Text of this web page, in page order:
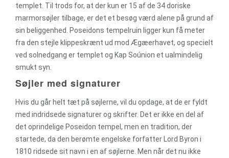
templet. Til trods for, at der kun er 15 af de 34 doriske
marmorsøjler tilbage, er det et besøg værd alene på grund af
sin beliggenhed. Poseidons tempelruin ligger kun få meter
fra den stejle klippeskrænt ud mod Ægæerhavet, og specielt
ved solnedgang er templet og Kap Soúnion et ualmindelig
smukt syn.
Søjler med signaturer
Hvis du går helt tæt på søjlerne, vil du opdage, at de er fyldt
med indridsede signaturer og skrifter. Det er ikke en del af
det oprindelige Poseidon tempel, men en tradition, der
startede, da den berømte engelske forfatter Lord Byron i
1810 ridsede sit navn i en af søjlerne. Men når det nu ikke